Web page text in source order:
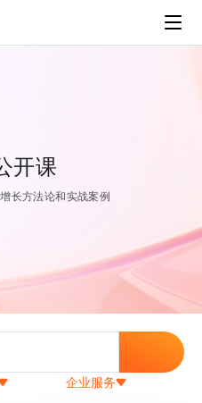
开课
长方法论和实战案例
企业服务